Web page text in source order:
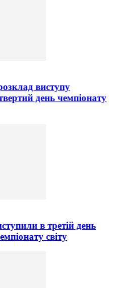
виступу
день чемпіонату
в третій день
світу